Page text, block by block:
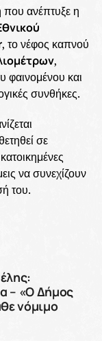
που ανέπτυξε η
, το νέφος καπνού
,
φαινομένου και
συνθήκες.
σε
να συνεχίζουν
του.
– «Ο Δήμος
νόμιμο